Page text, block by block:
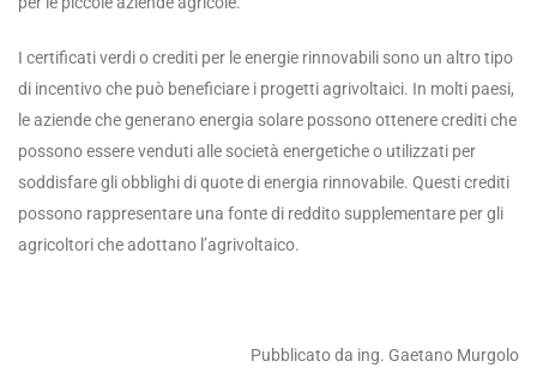
I certificati verdi o crediti per le energie rinnovabili sono un altro tipo
di incentivo che può beneficiare i progetti agrivoltaici. In molti paesi,
le aziende che generano energia solare possono ottenere crediti che
possono essere venduti alle società energetiche o utilizzati per
soddisfare gli obblighi di quote di energia rinnovabile. Questi crediti
possono rappresentare una fonte di reddito supplementare per gli
agricoltori che adottano l’agrivoltaico.
Pubblicato da ing. Gaetano Murgolo